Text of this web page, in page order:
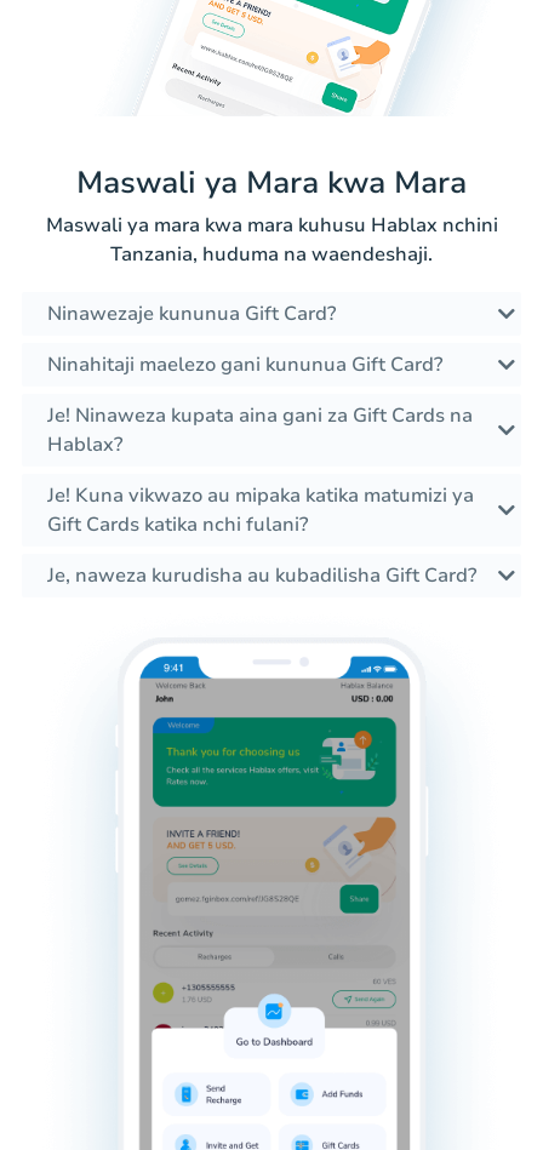
Maswali ya Mara kwa Mara
Maswali ya mara kwa mara kuhusu Hablax nchini
Tanzania, huduma na waendeshaji.
Ninawezaje kununua Gift Card?
Ninahitaji maelezo gani kununua Gift Card?
Je! Ninaweza kupata aina gani za Gift Cards na
Hablax?
Je! Kuna vikwazo au mipaka katika matumizi ya
Gift Cards katika nchi fulani?
Je, naweza kurudisha au kubadilisha Gift Card?